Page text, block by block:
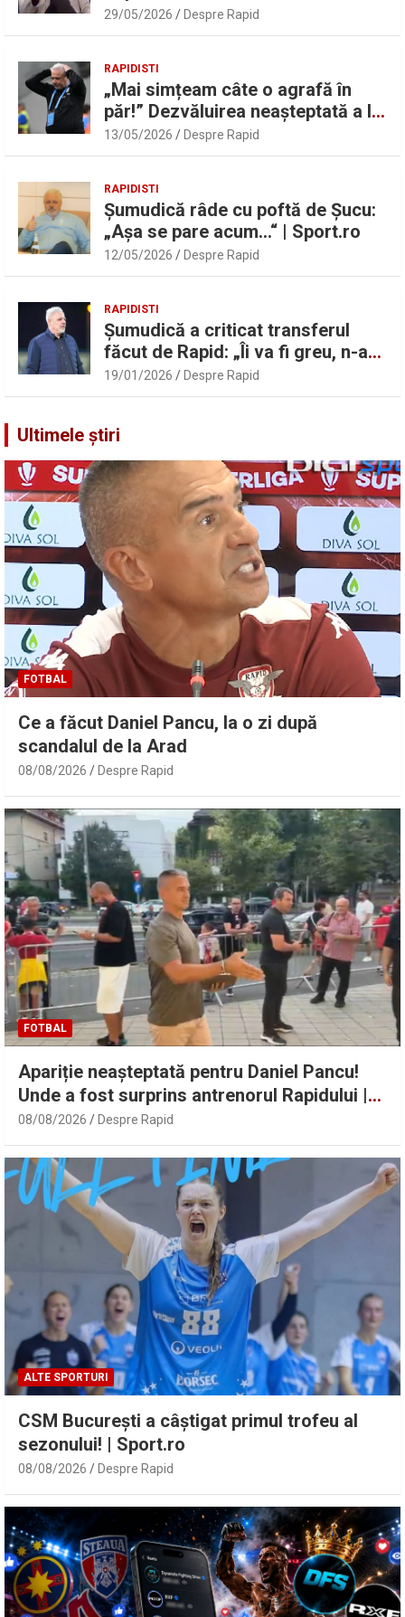
UEFAntastic: „Lideri în teren” |
Sport.ro
29/05/2026 Despre Rapid
RAPIDISTI
„Mai simțeam câte o agrafă în
păr!” Dezvăluirea neașteptată a lui
Marius Șumudică despre Daniel
Pancu
13/05/2026 Despre Rapid
RAPIDISTI
Șumudică râde cu poftă de Șucu:
„Așa se pare acum…“ | Sport.ro
12/05/2026 Despre Rapid
RAPIDISTI
Șumudică a criticat transferul
făcut de Rapid: „Îi va fi greu, n-am
înțeles”
19/01/2026 Despre Rapid
Ultimele știri
FOTBAL
Ce a făcut Daniel Pancu, la o zi după
scandalul de la Arad
08/08/2026 Despre Rapid
FOTBAL
Apariție neașteptată pentru Daniel Pancu!
Unde a fost surprins antrenorul Rapidului |
Sport.ro
08/08/2026 Despre Rapid
ALTE SPORTURI
CSM București a câștigat primul trofeu al
sezonului! | Sport.ro
08/08/2026 Despre Rapid